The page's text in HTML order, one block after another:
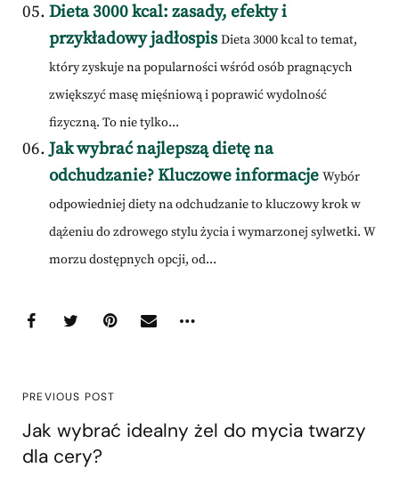
Dieta 3000 kcal: zasady, efekty i
przykładowy jadłospis Dieta 3000 kcal to temat,
który zyskuje na popularności wśród osób pragnących
zwiększyć masę mięśniową i poprawić wydolność
fizyczną. To nie tylko...
Jak wybrać najlepszą dietę na
odchudzanie? Kluczowe informacje Wybór
odpowiedniej diety na odchudzanie to kluczowy krok w
dążeniu do zdrowego stylu życia i wymarzonej sylwetki. W
morzu dostępnych opcji, od...
PREVIOUS POST
Jak wybrać idealny żel do mycia twarzy
dla cery?